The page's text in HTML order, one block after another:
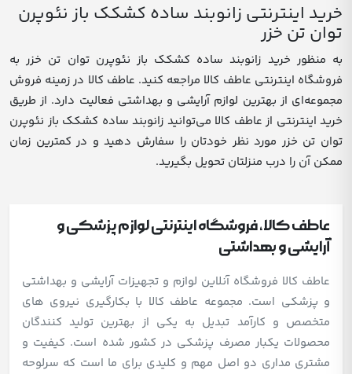
خرید اینترنتی زانوبند ساده کشکک باز نئوپرن
توان تن خزر
به منظور خرید زانوبند ساده کشکک باز نئوپرن توان تن خزر به
فروشگاه اینترنتی عاطف کالا مراجعه کنید. عاطف کالا در زمینه فروش
مجموعه‌ای از بهترین لوازم آرایشی و بهداشتی فعالیت دارد. از طریق
خرید اینترنتی از عاطف کالا می‌توانید زانوبند ساده کشکک باز نئوپرن
توان تن خزر مورد نظر خودتان را سفارش دهید و در کمترین زمان
ممکن آن را درب منزلتان تحویل بگیرید.
عاطف کالا، فروشگاه اینترنتی لوازم پزشکی و
آرایشی و بهداشتی
عاطف کالا فروشگاه آنلاین لوازم و تجهیزات آرایشی و بهداشتی
و پزشکی است. مجموعه عاطف کالا با بکارگیری نیروی های
متخصص و کارآمد تبدیل به یکی از بهترین تولید کنندگان
محصولات یکبار مصرف پزشکی در کشور شده است. کیفیت و
مشتری مداری دو اصل مهم و کلیدی برای ما است که سرلوحه